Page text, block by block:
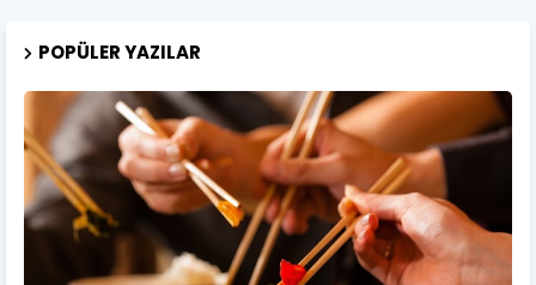
POPÜLER YAZILAR